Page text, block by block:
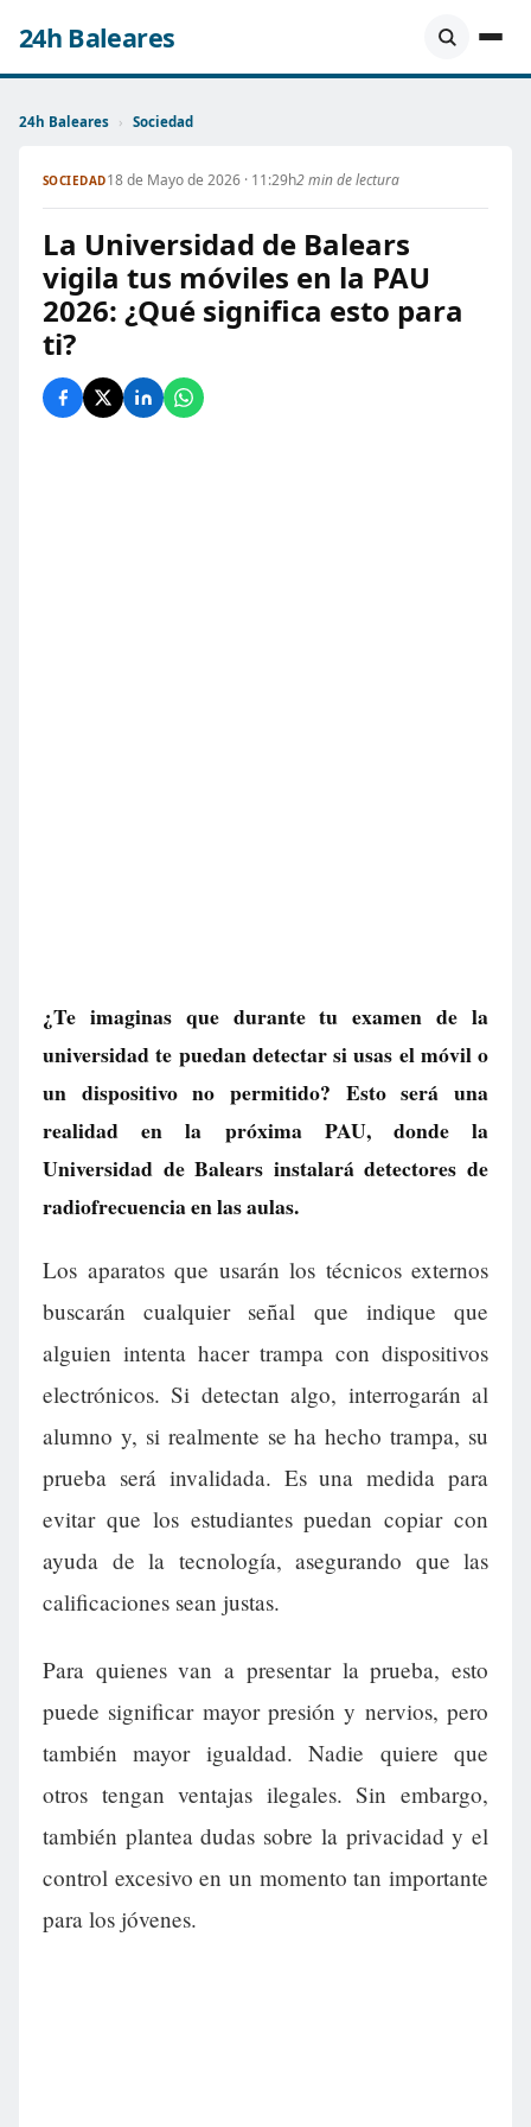
24h Baleares
24h Baleares › Sociedad
SOCIEDAD18 de Mayo de 2026 · 11:29h2 min de lectura
La Universidad de Balears
vigila tus móviles en la PAU
2026: ¿Qué significa esto para
ti?
¿Te imaginas que durante tu examen de la
universidad te puedan detectar si usas el móvil o
un dispositivo no permitido? Esto será una
realidad en la próxima PAU, donde la
Universidad de Balears instalará detectores de
radiofrecuencia en las aulas.
Los aparatos que usarán los técnicos externos
buscarán cualquier señal que indique que
alguien intenta hacer trampa con dispositivos
electrónicos. Si detectan algo, interrogarán al
alumno y, si realmente se ha hecho trampa, su
prueba será invalidada. Es una medida para
evitar que los estudiantes puedan copiar con
ayuda de la tecnología, asegurando que las
calificaciones sean justas.
Para quienes van a presentar la prueba, esto
puede significar mayor presión y nervios, pero
también mayor igualdad. Nadie quiere que
otros tengan ventajas ilegales. Sin embargo,
también plantea dudas sobre la privacidad y el
control excesivo en un momento tan importante
para los jóvenes.